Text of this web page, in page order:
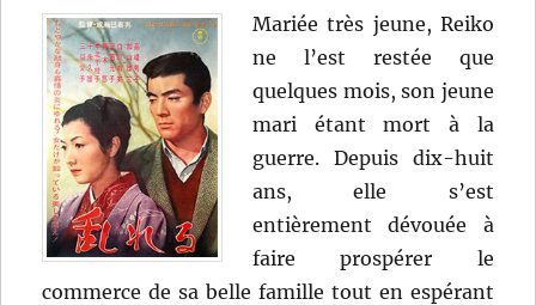
Mariée très jeune, Reiko
ne l’est restée que
quelques mois, son jeune
mari étant mort à la
guerre. Depuis dix-huit
ans, elle s’est
entièrement dévouée à
faire prospérer le
commerce de sa belle famille tout en espérant